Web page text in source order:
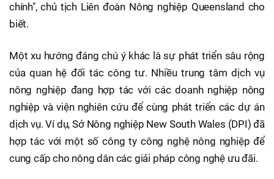
chính", chủ tịch Liên đoàn Nông nghiệp Queensland cho
biết.
Một xu hướng đáng chú ý khác là sự phát triển sâu rộng
của quan hệ đối tác công tư. Nhiều trung tâm dịch vụ
nông nghiệp đang hợp tác với các doanh nghiệp nông
nghiệp và viện nghiên cứu để cùng phát triển các dự án
dịch vụ. Ví dụ, Sở Nông nghiệp New South Wales (DPI) đã
hợp tác với một số công ty công nghệ nông nghiệp để
cung cấp cho nông dân các giải pháp công nghệ ưu đãi.